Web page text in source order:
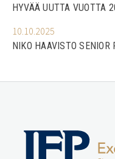
HYVÄÄ UUTTA VUOTTA
10.10.2025
NIKO HAAVISTO SENIOR